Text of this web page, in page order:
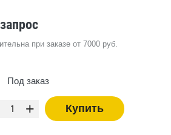
запрос
при заказе от 7000 руб.
Под заказ
+ Купить